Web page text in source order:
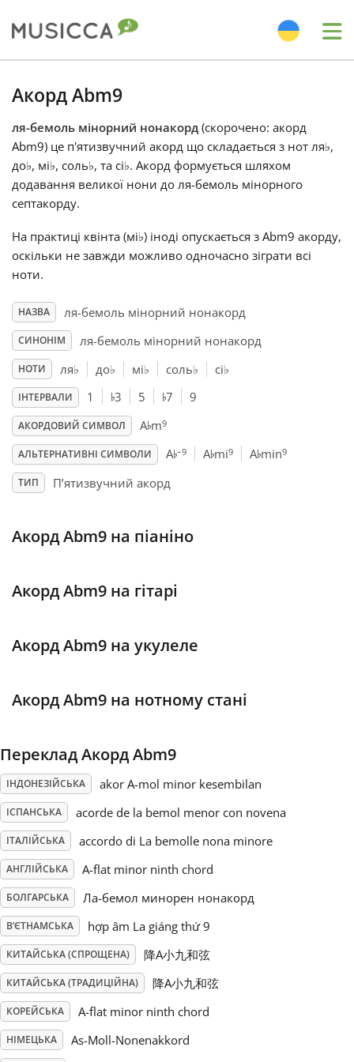
Български
Dansk
Deutsch
Español
Français
한국어
हिन्दी
Italiano
日本語
Polski
Svenska
Tiếng Việt
Türkçe
简体中文
繁體中文
Акорд Abm9
ля-бемоль мінорний нонакорд (скорочено: акорд
Abm9) це п'ятизвучний акорд що складається з нот ля♭,
до♭, мі♭, соль♭, та сі♭. Акорд формується шляхом
додавання великої нони до ля-бемоль мінорного
септакорду.
На практиці квінта (мі♭) іноді опускається з Abm9 акорду,
оскільки не завжди можливо одночасно зіграти всі
ноти.
НАЗВА ля-бемоль мінорний нонакорд
СИНОНІМ ля-бемоль мінорний нонакорд
НОТИ ля♭ до♭ мі♭ соль♭ сі♭
ІНТЕРВАЛИ 1 ♭3 5 ♭7 9
АКОРДОВИЙ СИМВОЛ A♭m9
АЛЬТЕРНАТИВНІ СИМВОЛИ A♭–9 A♭mi9 A♭min9
ТИП П’ятизвучний акорд
Акорд Abm9 на піаніно
Акорд Abm9 на гітарі
Акорд Abm9 на укулеле
Акорд Abm9 на нотному стані
Переклад Акорд Abm9
ІНДОНЕЗІЙСЬКА akor A-mol minor kesembilan
ІСПАНСЬКА acorde de la bemol menor con novena
ІТАЛІЙСЬКА accordo di La bemolle nona minore
АНГЛІЙСЬКА A-flat minor ninth chord
БОЛГАРСЬКА Ла-бемол минорен нонакорд
В’ЄТНАМСЬКА hợp âm La giáng thứ 9
КИТАЙСЬКА (СПРОЩЕНА) 降A小九和弦
КИТАЙСЬКА (ТРАДИЦІЙНА) 降A小九和弦
КОРЕЙСЬКА A-flat minor ninth chord
НІМЕЦЬКА As-Moll-Nonenakkord